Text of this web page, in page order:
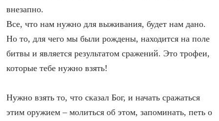
внезапно.
Все, что нам нужно для выживания, будет нам дано.
Но то, для чего мы были рождены, находится на поле
битвы и является результатом сражений. Это трофеи,
которые тебе нужно взять!
Нужно взять то, что сказал Бог, и начать сражаться
этим оружием – молиться об этом, запоминать, петь о